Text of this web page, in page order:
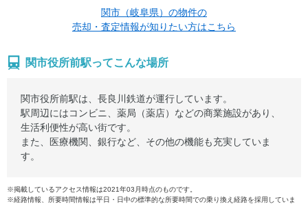
関市（岐阜県）の物件の
売却・査定情報が知りたい方はこちら
関市役所前駅ってこんな場所
関市役所前駅は、長良川鉄道が運行しています。
駅周辺にはコンビニ、薬局（薬店）などの商業施設があり、
生活利便性が高い街です。
また、医療機関、銀行など、その他の機能も充実していま
す。
※掲載しているアクセス情報は2021年03月時点のものです。
※経路情報、所要時間情報は平日・日中の標準的な所要時間での乗り換え経路を採用していま